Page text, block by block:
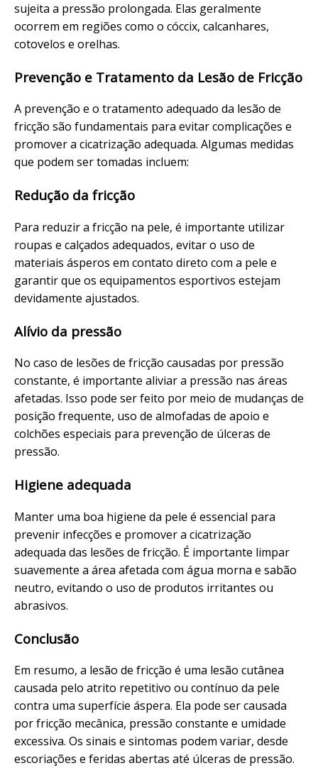
sujeita a pressão prolongada. Elas geralmente
ocorrem em regiões como o cóccix, calcanhares,
cotovelos e orelhas.
Prevenção e Tratamento da Lesão de Fricção
A prevenção e o tratamento adequado da lesão de
fricção são fundamentais para evitar complicações e
promover a cicatrização adequada. Algumas medidas
que podem ser tomadas incluem:
Redução da fricção
Para reduzir a fricção na pele, é importante utilizar
roupas e calçados adequados, evitar o uso de
materiais ásperos em contato direto com a pele e
garantir que os equipamentos esportivos estejam
devidamente ajustados.
Alívio da pressão
No caso de lesões de fricção causadas por pressão
constante, é importante aliviar a pressão nas áreas
afetadas. Isso pode ser feito por meio de mudanças de
posição frequente, uso de almofadas de apoio e
colchões especiais para prevenção de úlceras de
pressão.
Higiene adequada
Manter uma boa higiene da pele é essencial para
prevenir infecções e promover a cicatrização
adequada das lesões de fricção. É importante limpar
suavemente a área afetada com água morna e sabão
neutro, evitando o uso de produtos irritantes ou
abrasivos.
Conclusão
Em resumo, a lesão de fricção é uma lesão cutânea
causada pelo atrito repetitivo ou contínuo da pele
contra uma superfície áspera. Ela pode ser causada
por fricção mecânica, pressão constante e umidade
excessiva. Os sinais e sintomas podem variar, desde
escoriações e feridas abertas até úlceras de pressão.